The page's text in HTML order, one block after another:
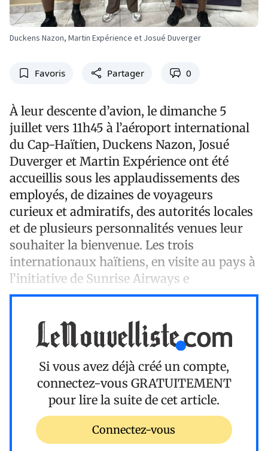
Duckens Nazon, Martin Expérience et Josué Duverger
Favoris Partager 0
À leur descente d’avion, le dimanche 5
juillet vers 11h45 à l’aéroport international
du Cap-Haïtien, Duckens Nazon, Josué
Duverger et Martin Expérience ont été
accueillis sous les applaudissements des
employés, de dizaines de voyageurs
curieux et admiratifs, des autorités locales
et de plusieurs personnalités venues leur
souhaiter la bienvenue. Les trois
internationaux haïtiens, en visite au pays à
l’initiative de Sunrise Airways e
Si vous avez déjà créé un compte,
connectez-vous GRATUITEMENT
pour lire la suite de cet article.
Connectez-vous